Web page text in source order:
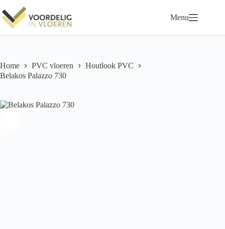
naar
de
inhoud
Menu
Home PVC vloeren
Houtlook PVC
Belakos Palazzo 730